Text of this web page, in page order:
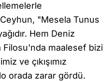
Ceyhun, "Mesela Tunus
Hem Deniz
Filosu'nda maalesef bizi
ve çıkışımız
orada zarar gördü.